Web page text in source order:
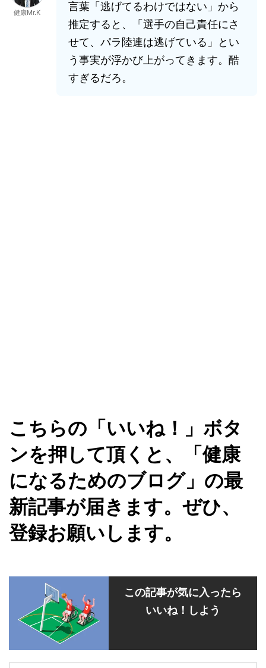
健康Mr.K
言葉「逃げてるわけではない」から
推定すると、「選手の自己責任にさ
せて、パラ陸連は逃げている」とい
う事実が浮かび上がってきます。酷
すぎるだろ。
こちらの「いいね！」ボタ
ンを押して頂くと、「健康
になるためのブログ」の最
新記事が届きます。ぜひ、
登録お願いします。
この記事が気に入ったら
いいね！しよう